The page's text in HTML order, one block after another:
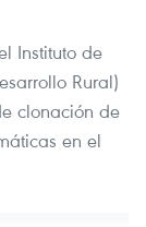
Instituto de
Rural)
clonación de
en el